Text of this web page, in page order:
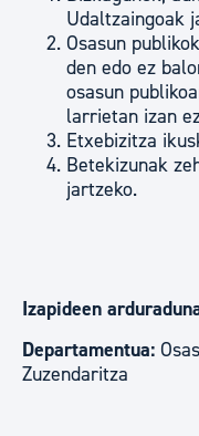
Udaltzaingoak
Osasun
den edo ez
osasun
larrietan izan
Etxebizitza
Betekizunak
jartzeko.
Izapideen
Departamentua:
Zuzendaritza